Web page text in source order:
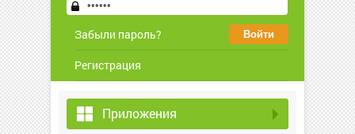
Забыли пароль?
Регистрация
Приложения